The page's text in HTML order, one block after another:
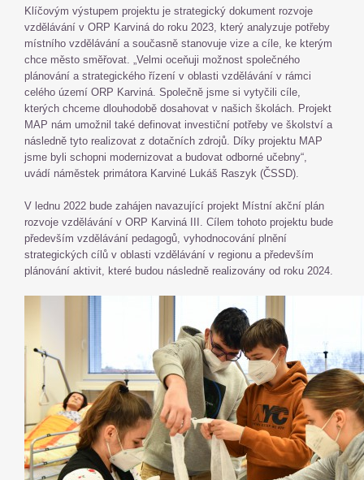
Klíčovým výstupem projektu je strategický dokument rozvoje
vzdělávání v ORP Karviná do roku 2023, který analyzuje potřeby
místního vzdělávání a současně stanovuje vize a cíle, ke kterým
chce město směřovat. „Velmi oceňuji možnost společného
plánování a strategického řízení v oblasti vzdělávání v rámci
celého území ORP Karviná. Společně jsme si vytyčili cíle,
kterých chceme dlouhodobě dosahovat v našich školách. Projekt
MAP nám umožnil také definovat investiční potřeby ve školství a
následně tyto realizovat z dotačních zdrojů. Díky projektu MAP
jsme byli schopni modernizovat a budovat odborné učebny“,
uvádí náměstek primátora Karviné Lukáš Raszyk (ČSSD).
V lednu 2022 bude zahájen navazující projekt Místní akční plán
rozvoje vzdělávání v ORP Karviná III. Cílem tohoto projektu bude
především vzdělávání pedagogů, vyhodnocování plnění
strategických cílů v oblasti vzdělávání v regionu a především
plánování aktivit, které budou následně realizovány od roku 2024.